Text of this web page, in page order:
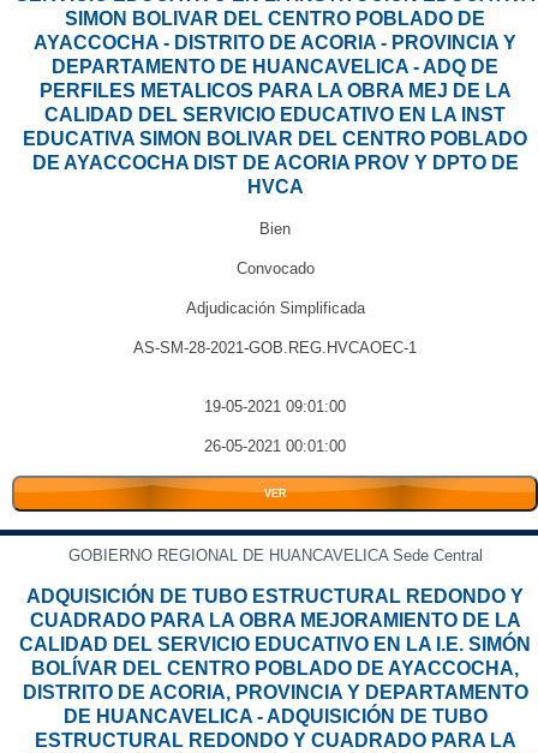
SIMON BOLIVAR DEL CENTRO POBLADO DE
AYACCOCHA - DISTRITO DE ACORIA - PROVINCIA Y
DEPARTAMENTO DE HUANCAVELICA - ADQ DE
PERFILES METALICOS PARA LA OBRA MEJ DE LA
CALIDAD DEL SERVICIO EDUCATIVO EN LA INST
EDUCATIVA SIMON BOLIVAR DEL CENTRO POBLADO
DE AYACCOCHA DIST DE ACORIA PROV Y DPTO DE
HVCA
Bien
Convocado
Adjudicación Simplificada
AS-SM-28-2021-GOB.REG.HVCAOEC-1
19-05-2021 09:01:00
26-05-2021 00:01:00
VER
GOBIERNO REGIONAL DE HUANCAVELICA Sede Central
ADQUISICIÓN DE TUBO ESTRUCTURAL REDONDO Y
CUADRADO PARA LA OBRA MEJORAMIENTO DE LA
CALIDAD DEL SERVICIO EDUCATIVO EN LA I.E. SIMÓN
BOLÍVAR DEL CENTRO POBLADO DE AYACCOCHA,
DISTRITO DE ACORIA, PROVINCIA Y DEPARTAMENTO
DE HUANCAVELICA - ADQUISICIÓN DE TUBO
ESTRUCTURAL REDONDO Y CUADRADO PARA LA